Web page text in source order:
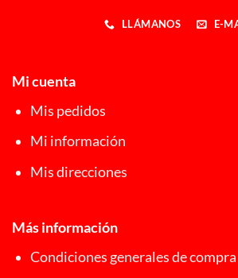
LLÁMANOS E-
Mi cuenta
Mis pedidos
Mi información
Mis direcciones
Más información
Condiciones generales de compra